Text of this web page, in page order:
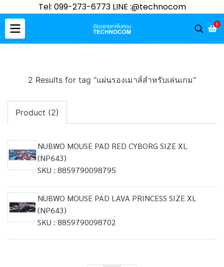
Tel: 099-273-6773 LINE :@technocom
0
2 Results for tag "แผ่นรองเมาส์สำหรับเล่นเกม"
Product (2)
NUBWO MOUSE PAD RED CYBORG SIZE XL
(NP643)
SKU : 8859790098795
NUBWO MOUSE PAD LAVA PRINCESS SIZE XL
(NP643)
SKU : 8859790098702